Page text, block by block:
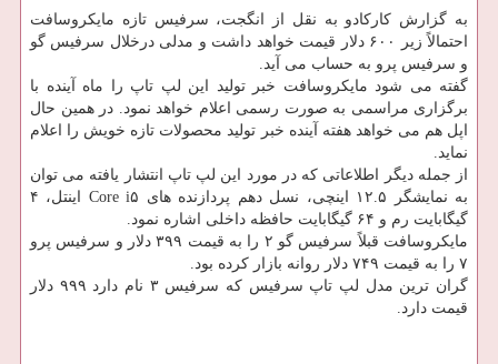
به گزارش کارکادو به نقل از انگجت، سرفیس تازه مایکروسافت
احتمالاً زیر ۶۰۰ دلار قیمت خواهد داشت و مدلی درخلال سرفیس گو
و سرفیس پرو به حساب می آید.
گفته می شود مایکروسافت خبر تولید این لپ تاپ را ماه آینده با
برگزاری مراسمی به صورت رسمی اعلام خواهد نمود. در همین حال
اپل هم می خواهد هفته آینده خبر تولید محصولات تازه خویش را اعلام
نماید.
از جمله دیگر اطلاعاتی که در مورد این لپ تاپ انتشار یافته می توان
به نمایشگر ۱۲.۵ اینچی، نسل دهم پردازنده های Core i۵ اینتل، ۴
گیگابایت رم و ۶۴ گیگابایت حافظه داخلی اشاره نمود.
مایکروسافت قبلاً سرفیس گو ۲ را به قیمت ۳۹۹ دلار و سرفیس پرو
۷ را به قیمت ۷۴۹ دلار روانه بازار کرده بود.
گران ترین مدل لپ تاپ سرفیس که سرفیس ۳ نام دارد ۹۹۹ دلار
قیمت دارد.